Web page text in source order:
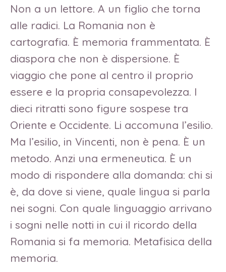
Non a un lettore. A un figlio che torna
alle radici. La Romania non è
cartografia. È memoria frammentata. È
diaspora che non è dispersione. È
viaggio che pone al centro il proprio
essere e la propria consapevolezza. I
dieci ritratti sono figure sospese tra
Oriente e Occidente. Li accomuna l’esilio.
Ma l’esilio, in Vincenti, non è pena. È un
metodo. Anzi una ermeneutica. È un
modo di rispondere alla domanda: chi si
è, da dove si viene, quale lingua si parla
nei sogni. Con quale linguaggio arrivano
i sogni nelle notti in cui il ricordo della
Romania si fa memoria. Metafisica della
memoria.